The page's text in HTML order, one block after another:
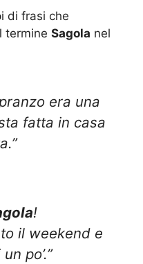
di frasi che
termine Sagola nel
era una
fatta in casa
!
il weekend e
po’.”